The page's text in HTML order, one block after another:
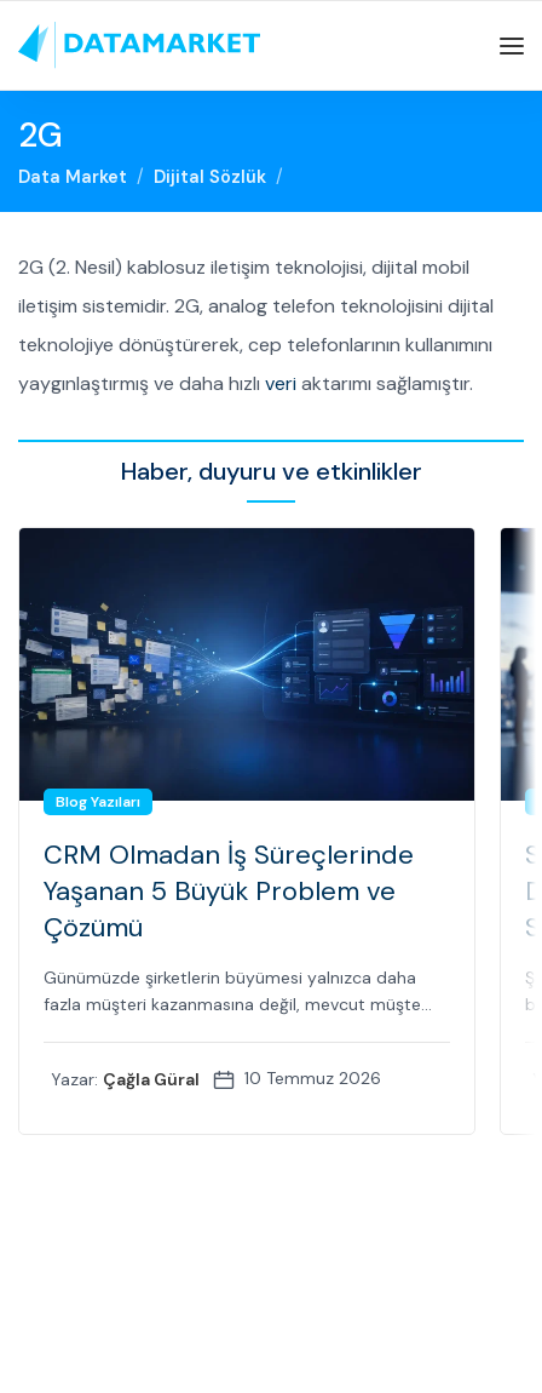
2G
Data Market Dijital Sözlük
2G (2. Nesil) kablosuz iletişim teknolojisi, dijital mobil
iletişim sistemidir. 2G, analog telefon teknolojisini dijital
teknolojiye dönüştürerek, cep telefonlarının kullanımını
yaygınlaştırmış ve daha hızlı veriaktarımı sağlamıştır.
Haber, duyuru ve etkinlikler
Blog Yazıları
CRM Olmadan İş Süreçlerinde
Yaşanan 5 Büyük Problem ve
Çözümü
Günümüzde şirketlerin büyümesi yalnızca daha
fazla müşteri kazanmasına değil, mevcut müşte...
Yazar: Çağla Güral 10 Temmuz 2026